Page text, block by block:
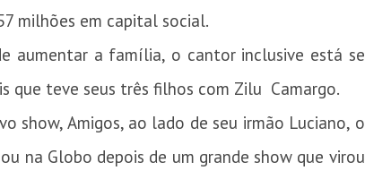
milhões em capital social.
aumentar a família, o cantor inclusive está se
que teve seus três filhos com Zilu Camargo.
show, Amigos, ao lado de seu irmão Luciano, o
na Globo depois de um grande show que virou